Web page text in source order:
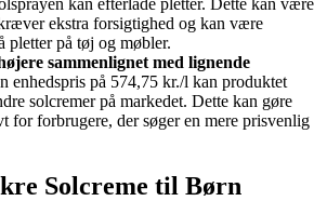
kan efterlade pletter. Dette kan være
ekstra forsigtighed og kan være
pletter på tøj og møbler.
sammenlignet med lignende
enhedspris på 574,75 kr./l kan produktet
solcremer på markedet. Dette kan gøre
for forbrugere, der søger en mere prisvenlig
Solcreme til Børn